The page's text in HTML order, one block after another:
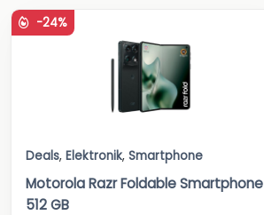
-24%
Deals, Elektronik, Smartphone
Motorola Razr Foldable Smartphone
512 GB